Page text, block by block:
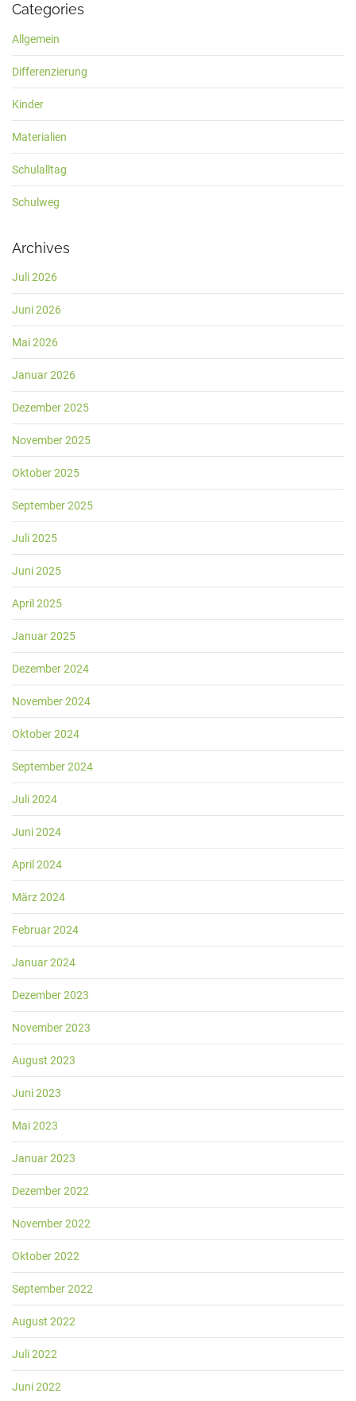
Categories
Allgemein
Differenzierung
Kinder
Materialien
Schulalltag
Schulweg
Archives
Juli 2026
Juni 2026
Mai 2026
Januar 2026
Dezember 2025
November 2025
Oktober 2025
September 2025
Juli 2025
Juni 2025
April 2025
Januar 2025
Dezember 2024
November 2024
Oktober 2024
September 2024
Juli 2024
Juni 2024
April 2024
März 2024
Februar 2024
Januar 2024
Dezember 2023
November 2023
August 2023
Juni 2023
Mai 2023
Januar 2023
Dezember 2022
November 2022
Oktober 2022
September 2022
August 2022
Juli 2022
Juni 2022